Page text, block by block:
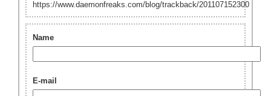
https://www.daemonfreaks.com/blog/trackback/201107152300
Name
E-mail